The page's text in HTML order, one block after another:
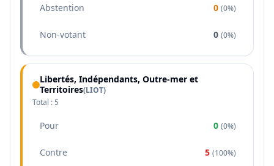
Abstention 0 (0%)
Non-votant 0 (0%)
Libertés, Indépendants, Outre-mer et
Territoires(LIOT)
Total : 5
Pour 0 (0%)
Contre 5 (100%)